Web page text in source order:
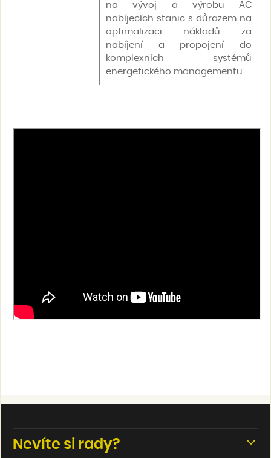
na vývoj a výrobu AC
nabíjecích stanic s důrazem na
optimalizaci nákladů za
nabíjení a propojení do
komplexních systémů
energetického managementu.
Nevíte si rady?